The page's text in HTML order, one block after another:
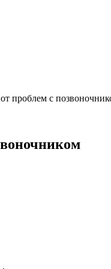
проблем с